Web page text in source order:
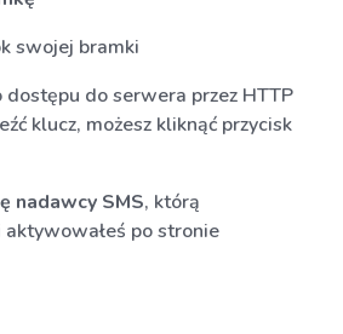
swojej bramki
dostępu do serwera przez HTTP
klucz, możesz kliknąć przycisk
nadawcy SMS, którą
po stronie